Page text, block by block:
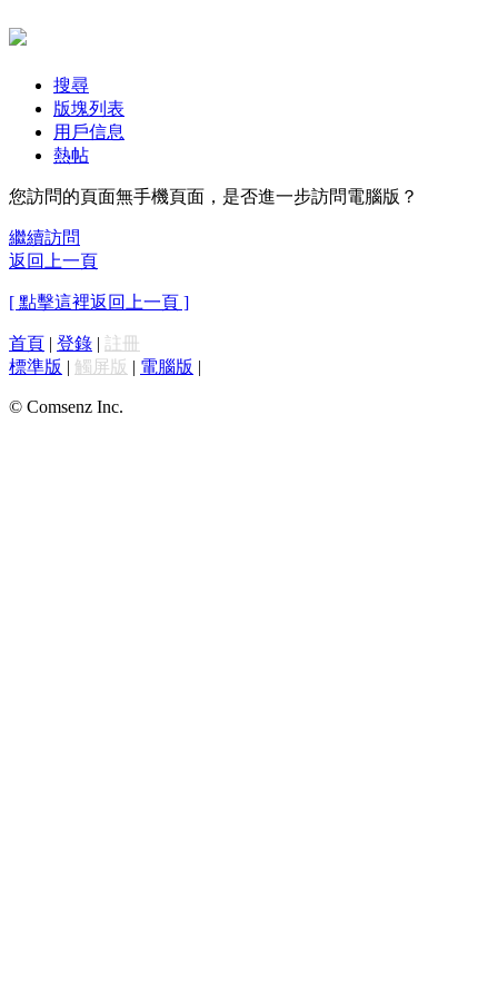
搜尋
版塊列表
用戶信息
熱帖
您訪問的頁面無手機頁面，是否進一步訪問電腦版？
繼續訪問
返回上一頁
[ 點擊這裡返回上一頁 ]
首頁 | 登錄 | 註冊
標準版 | 觸屏版 | 電腦版 |
© Comsenz Inc.